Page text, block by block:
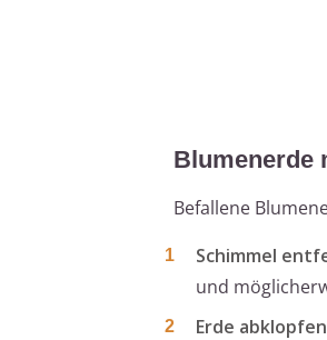
Blumenerde
Befallene
Schimmel
und
Erde